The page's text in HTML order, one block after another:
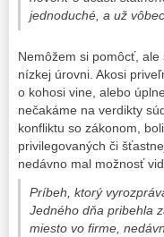
jednoduché, a už
Nemôžem si pomôcť,
nízkej úrovni. Akosi
o kohosi vine, alebo
nečakáme na verdikty
konfliktu so zákonom,
privilegovaných či
nedávno mal možnosť
Príbeh, ktorý
Jedného dňa pribehla
miesto vo firme,